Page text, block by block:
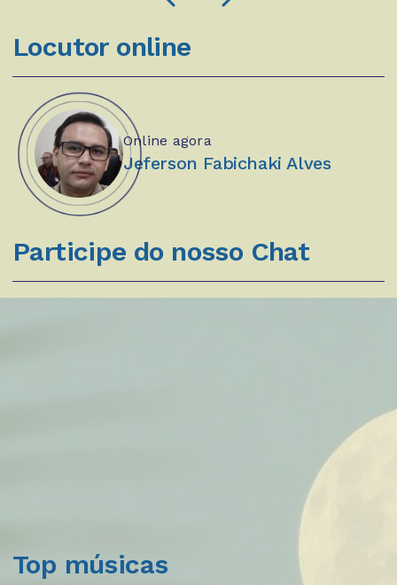
Locutor online
Online agora
Jeferson Fabichaki Alves
Participe do nosso Chat
Top músicas